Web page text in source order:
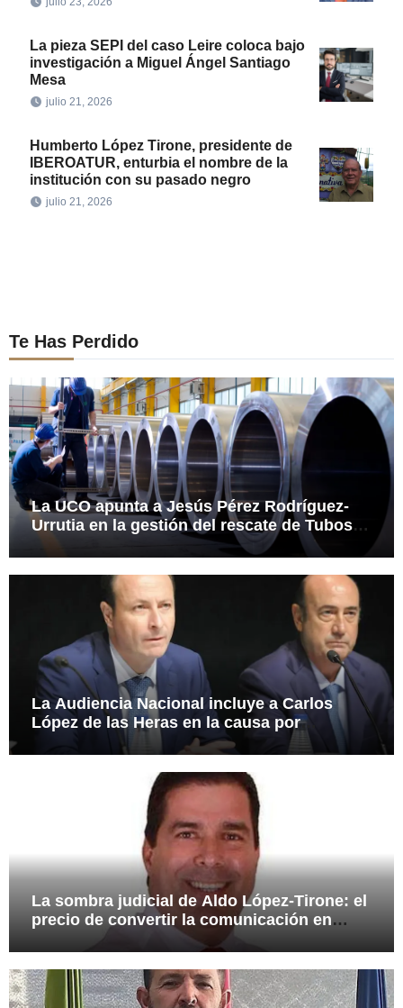
La pieza SEPI del caso Leire coloca bajo
investigación a Miguel Ángel Santiago
Mesa
julio 21, 2026
Humberto López Tirone, presidente de
IBEROATUR, enturbia el nombre de la
institución con su pasado negro
julio 21, 2026
Te Has Perdido
La UCO apunta a Jesús Pérez Rodríguez-
Urrutia en la gestión del rescate de Tubos
Reunidos
La Audiencia Nacional incluye a Carlos
López de las Heras en la causa por
presuntas irregularidades en el rescate de
112,8 millones a Tubos Reunidos
La sombra judicial de Aldo López-Tirone: el
precio de convertir la comunicación en